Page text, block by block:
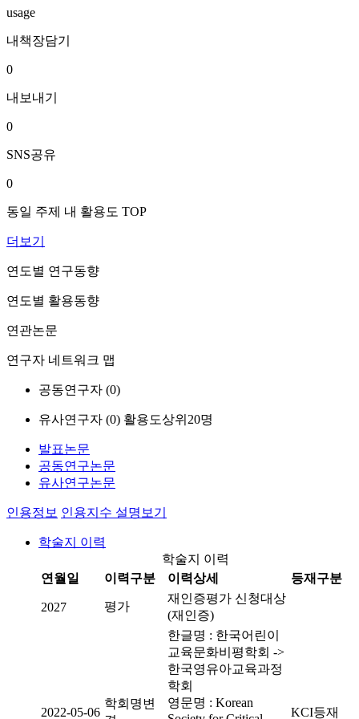
usage
내책장담기
0
내보내기
0
SNS공유
0
동일 주제 내 활용도 TOP
더보기
연도별 연구동향
연도별 활용동향
연관논문
연구자 네트워크 맵
공동연구자 (0)
유사연구자 (0) 활용도상위20명
발표논문
공동연구논문
유사연구논문
인용정보 인용지수 설명보기
학술지 이력
학술지 이력
연월일
이력구분 이력상세 등재구분
2027 평가
재인증평가 신청대상
(재인증)
2022-05-06
학회명변
한글명 : 한국어린이
교육문화비평학회 ->
한국영유아교육과정
학회
영문명 : Korean
KCI등재